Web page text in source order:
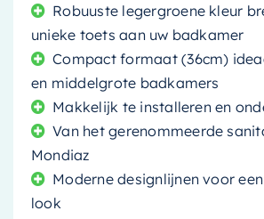
Robuuste legergroene kleur
unieke toets aan uw badkamer
Compact formaat (36cm)
en middelgrote badkamers
Makkelijk te installeren en
Van het gerenommeerde
Mondiaz
Moderne designlijnen voor
look